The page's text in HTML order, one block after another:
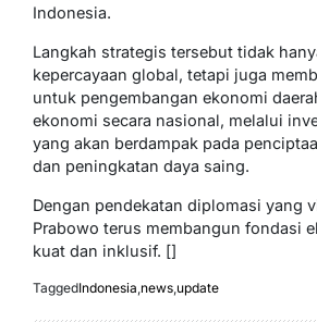
Indonesia.
Langkah strategis tersebut tidak
kepercayaan global, tetapi juga
untuk pengembangan ekonomi
ekonomi secara nasional, melalui
yang akan berdampak pada
dan peningkatan daya saing.
Dengan pendekatan diplomasi yang
Prabowo terus membangun fondasi
kuat dan inklusif. []
TaggedIndonesia,news,update